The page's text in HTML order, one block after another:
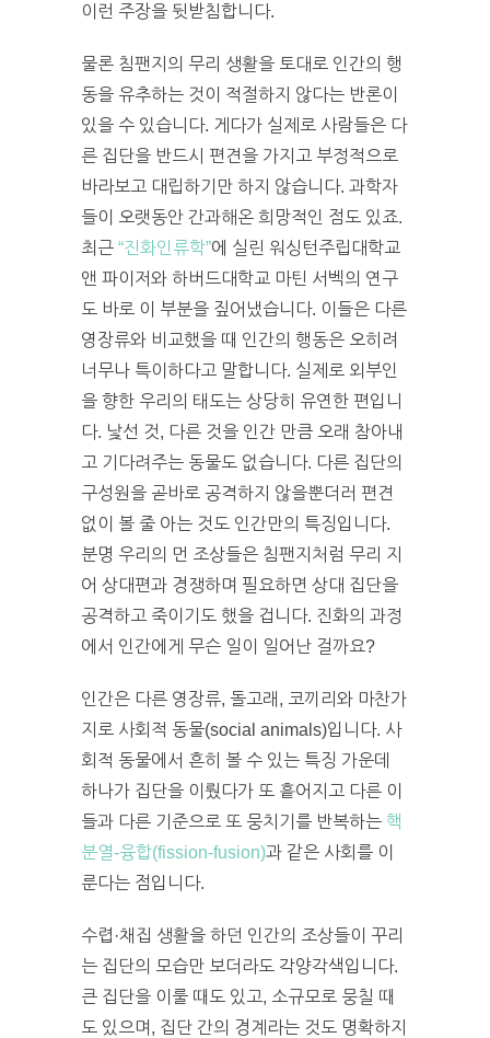
이런 주장을 뒷받침합니다.
물론 침팬지의 무리 생활을 토대로 인간의 행
동을 유추하는 것이 적절하지 않다는 반론이
있을 수 있습니다. 게다가 실제로 사람들은 다
른 집단을 반드시 편견을 가지고 부정적으로
바라보고 대립하기만 하지 않습니다. 과학자
들이 오랫동안 간과해온 희망적인 점도 있죠.
최근 “진화인류학”에 실린 워싱턴주립대학교
앤 파이저와 하버드대학교 마틴 서벡의 연구
도 바로 이 부분을 짚어냈습니다. 이들은 다른
영장류와 비교했을 때 인간의 행동은 오히려
너무나 특이하다고 말합니다. 실제로 외부인
을 향한 우리의 태도는 상당히 유연한 편입니
다. 낯선 것, 다른 것을 인간 만큼 오래 참아내
고 기다려주는 동물도 없습니다. 다른 집단의
구성원을 곧바로 공격하지 않을뿐더러 편견
없이 볼 줄 아는 것도 인간만의 특징입니다.
분명 우리의 먼 조상들은 침팬지처럼 무리 지
어 상대편과 경쟁하며 필요하면 상대 집단을
공격하고 죽이기도 했을 겁니다. 진화의 과정
에서 인간에게 무슨 일이 일어난 걸까요?
인간은 다른 영장류, 돌고래, 코끼리와 마찬가
지로 사회적 동물(social animals)입니다. 사
회적 동물에서 흔히 볼 수 있는 특징 가운데
하나가 집단을 이뤘다가 또 흩어지고 다른 이
들과 다른 기준으로 또 뭉치기를 반복하는 핵
분열-융합(fission-fusion)과 같은 사회를 이
룬다는 점입니다.
수렵·채집 생활을 하던 인간의 조상들이 꾸리
는 집단의 모습만 보더라도 각양각색입니다.
큰 집단을 이룰 때도 있고, 소규모로 뭉칠 때
도 있으며, 집단 간의 경계라는 것도 명확하지